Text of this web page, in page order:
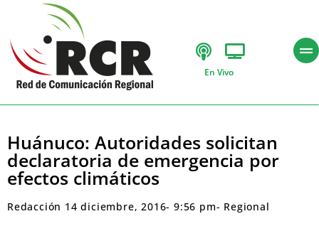
En Vivo
Huánuco: Autoridades solicitan
declaratoria de emergencia por
efectos climáticos
Redacción 14 diciembre, 2016- 9:56 pm- Regional